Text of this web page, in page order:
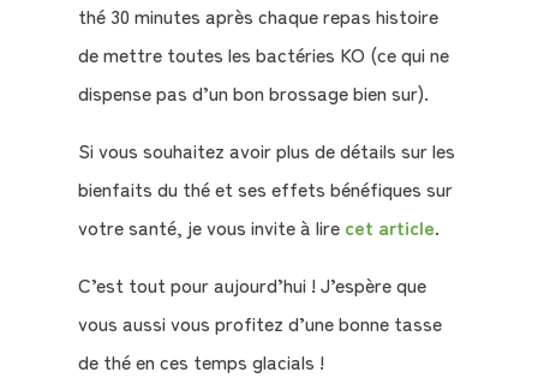
thé 30 minutes après chaque repas histoire
de mettre toutes les bactéries KO (ce qui ne
dispense pas d’un bon brossage bien sur).
Si vous souhaitez avoir plus de détails sur les
bienfaits du thé et ses effets bénéfiques sur
votre santé, je vous invite à lire cet article.
C’est tout pour aujourd’hui ! J’espère que
vous aussi vous profitez d’une bonne tasse
de thé en ces temps glacials !